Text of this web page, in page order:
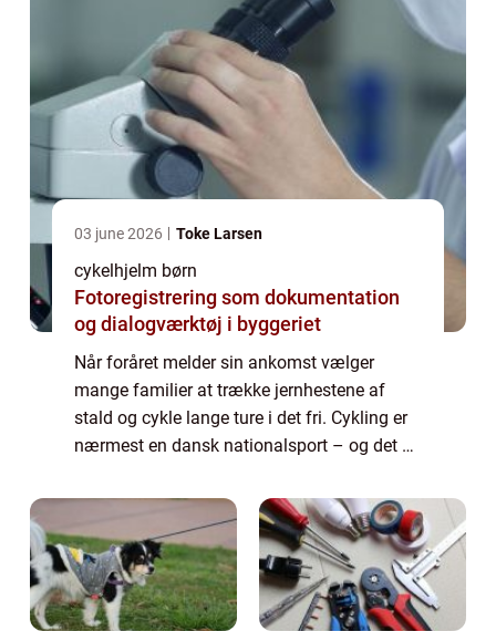
03 june 2026 Toke Larsen
cykelhjelm børn
Fotoregistrering som dokumentation
og dialogværktøj i byggeriet
Når foråret melder sin ankomst vælger
mange familier at trække jernhestene af
stald og cykle lange ture i det fri. Cykling er
nærmest en dansk nationalsport – og det er
for bilen får du mere motion til hverd...